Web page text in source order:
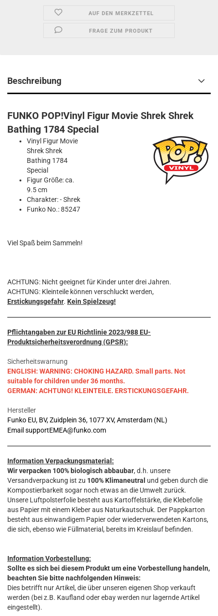
AUF DEN MERKZETTEL
FRAGE ZUM PRODUKT
Beschreibung
FUNKO POP!Vinyl Figur Movie Shrek Shrek
Bathing 1784 Special
Vinyl Figur Movie
Shrek Shrek
Bathing 1784
Special
Figur Größe: ca.
9.5 cm
Charakter: - Shrek
Funko No.: 85247
Viel Spaß beim Sammeln!
ACHTUNG: Nicht geeignet für Kinder unter drei Jahren.
ACHTUNG: Kleinteile können verschluckt werden,
Erstickungsgefahr. Kein Spielzeug!
Pflichtangaben zur EU Richtlinie 2023/988 EU-
Produktsicherheitsverordnung (GPSR):
Sicherheitswarnung
ENGLISH: WARNING: CHOKING HAZARD. Small parts. Not
suitable for children under 36 months.
GERMAN: ACHTUNG! KLEINTEILE. ERSTICKUNGSGEFAHR.
Hersteller
Funko EU, BV, Zuidplein 36, 1077 XV, Amsterdam (NL)
Email supportEMEA@funko.com
Information Verpackungsmaterial:
Wir verpacken 100% biologisch abbaubar, d.h. unsere
Versandverpackung ist zu 100% Klimaneutral und geben durch die
Kompostierbarkeit sogar noch etwas an die Umwelt zurück.
Unsere Luftpolsterfolie besteht aus Kartoffelstärke, die Klebefolie
aus Papier mit einem Kleber aus Naturkautschuk. Der Pappkarton
besteht aus einwandigem Papier oder wiederverwendeten Kartons,
die sich, ebenso wie Füllmaterial, bereits im Kreislauf befinden.
Information Vorbestellung:
Sollte es sich bei diesem Produkt um eine Vorbestellung handeln,
beachten Sie bitte nachfolgenden Hinweis:
Dies betrifft nur Artikel, die über unseren eigenen Shop verkauft
werden (bei z.B. Kaufland oder ebay werden nur lagernde Artikel
eingestellt).